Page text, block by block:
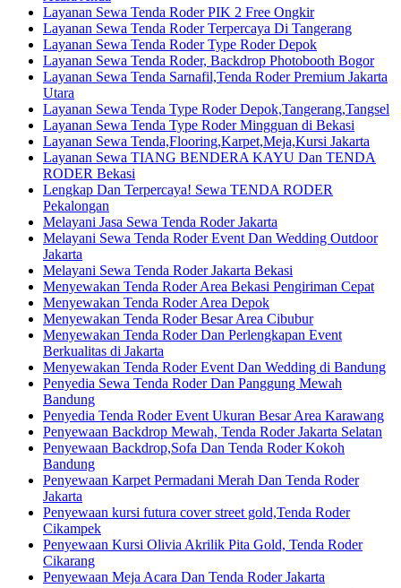
Layanan Sewa Tenda Roder PIK 2 Free Ongkir
Layanan Sewa Tenda Roder Terpercaya Di Tangerang
Layanan Sewa Tenda Roder Type Roder Depok
Layanan Sewa Tenda Roder, Backdrop Photobooth Bogor
Layanan Sewa Tenda Sarnafil,Tenda Roder Premium Jakarta
Utara
Layanan Sewa Tenda Type Roder Depok,Tangerang,Tangsel
Layanan Sewa Tenda Type Roder Mingguan di Bekasi
Layanan Sewa Tenda,Flooring,Karpet,Meja,Kursi Jakarta
Layanan Sewa TIANG BENDERA KAYU Dan TENDA
RODER Bekasi
Lengkap Dan Terpercaya! Sewa TENDA RODER
Pekalongan
Melayani Jasa Sewa Tenda Roder Jakarta
Melayani Sewa Tenda Roder Event Dan Wedding Outdoor
Jakarta
Melayani Sewa Tenda Roder Jakarta Bekasi
Menyewakan Tenda Roder Area Bekasi Pengiriman Cepat
Menyewakan Tenda Roder Area Depok
Menyewakan Tenda Roder Besar Area Cibubur
Menyewakan Tenda Roder Dan Perlengkapan Event
Berkualitas di Jakarta
Menyewakan Tenda Roder Event Dan Wedding di Bandung
Penyedia Sewa Tenda Roder Dan Panggung Mewah
Bandung
Penyedia Tenda Roder Event Ukuran Besar Area Karawang
Penyewaan Backdrop Mewah, Tenda Roder Jakarta Selatan
Penyewaan Backdrop,Sofa Dan Tenda Roder Kokoh
Bandung
Penyewaan Karpet Permadani Merah Dan Tenda Roder
Jakarta
Penyewaan kursi futura cover street gold,Tenda Roder
Cikampek
Penyewaan Kursi Olivia Akrilik Pita Gold, Tenda Roder
Cikarang
Penyewaan Meja Acara Dan Tenda Roder Jakarta